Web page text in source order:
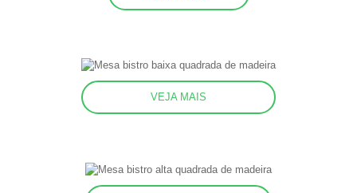
VEJA MAIS